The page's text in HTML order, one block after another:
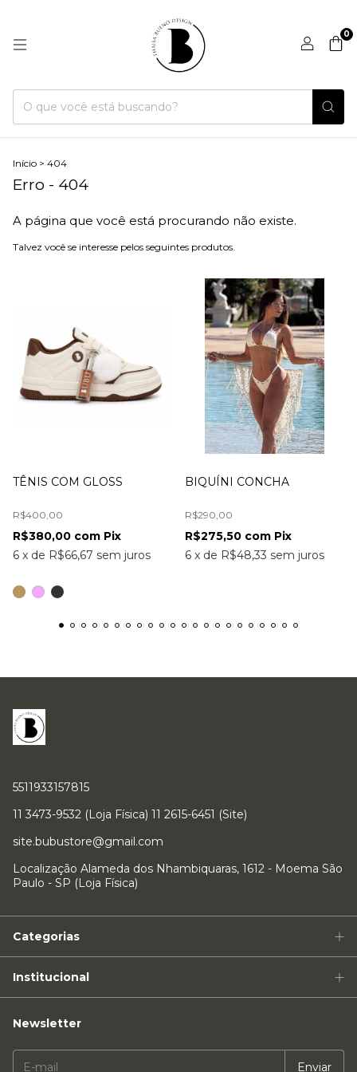
0
Início > 404
Erro - 404
A página que você está procurando não existe.
Talvez você se interesse pelos seguintes produtos.
TÊNIS COM GLOSS
R$400,00
6 x de R$66,67 sem juros
R$380,00 com Pix
BIQUÍNI CONCHA
R$290,00
6 x de R$48,33 sem juros
R$275,50 com Pix
5511933157815
11 3473-9532 (Loja Física) 11 2615-6451 (Site)
site.bubustore@gmail.com
Localização Alameda dos Nhambiquaras, 1612 - Moema São
Paulo - SP (Loja Física)
Categorias
Institucional
Newsletter